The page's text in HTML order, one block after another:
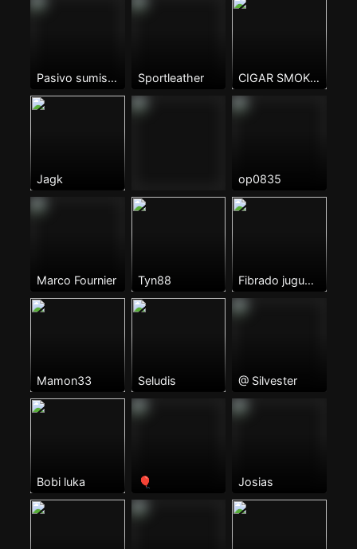
Pasivo sumiso con ganas de coger Sportleather CIGAR SMOKER FUCK
Jagk op0835
Marco Fournier Tyn88 Fibrado juguetón
Mamon33 Seludis @ Silvester
Bobi luka 🎈 Josias